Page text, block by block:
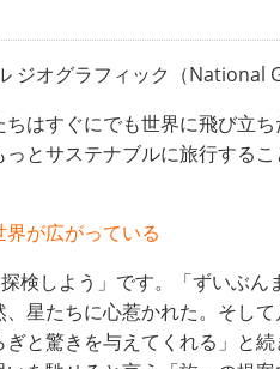
ジオグラフィック（National
ちはすぐにでも世界に飛び
とサステナブルに旅行する
が広がっている
検しよう」です。「ずいぶ
星たちに心惹かれた。そし
と驚きを与えてくれる」と